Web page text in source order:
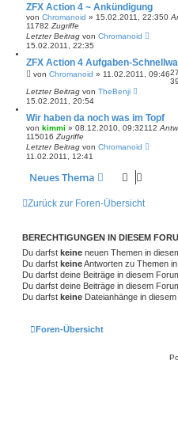
ZFX Action 4 ~ Ankündigung
von Chromanoid » 15.02.2011, 22:350
11782 Zugriffe
Letzter Beitrag von Chromanoid
15.02.2011, 22:35
ZFX Action 4 Aufgaben-
von Chromanoid » 11.02.2011, 09:4627
Letzter Beitrag von TheBenji
15.02.2011, 20:54
Wir haben da noch was im Topf
von kimmi » 08.12.2010, 09:32112
115016 Zugriffe
Letzter Beitrag von Chromanoid
11.02.2011, 12:41
Neues Thema
Zurück zur Foren-Übersicht
BERECHTIGUNGEN IN DIESEM
Du darfst keine neuen Themen in
Du darfst keineAntworten zu Themen
Du darfst deine Beiträge in diesem
Du darfst deine Beiträge in diesem
Du darfst keine Dateianhänge in
Foren-Übersicht